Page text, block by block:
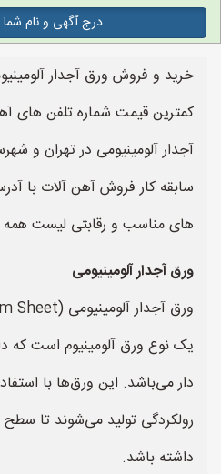
درج آگهی و نام
خرید و فروش ورق آجدار
کمترین قیمت شماره تلفن های
آجدار آلومینیومی در تهران و
سابقه کار فروش آهن آلات با
های مناسب و رقابتی لیست همه
ورق آجدار آلومینیومی
یک نوع ورق آلومینیوم است که
دار می‌باشد. این ورق‌ها با
رولکردگی تولید می‌شوند تا
داشته باشد.